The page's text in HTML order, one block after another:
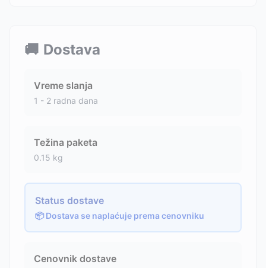
🚚 Dostava
Vreme slanja
1 - 2 radna dana
Težina paketa
0.15 kg
Status dostave
📦 Dostava se naplaćuje prema cenovniku
Cenovnik dostave